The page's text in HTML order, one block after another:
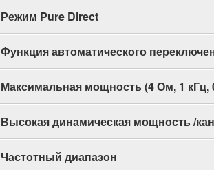
Режим Pure Direct
Функция автоматического
Максимальная мощность (4 Ом, 1
Высокая динамическая мощность /
Частотный диапазон